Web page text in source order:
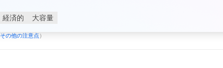
経済的 大容量
その他の注意点 ）